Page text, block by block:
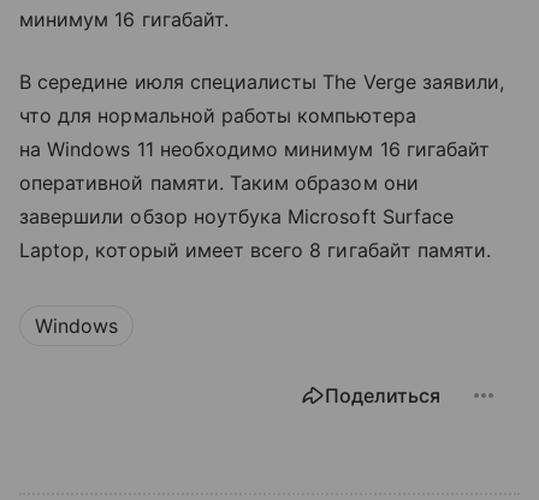
минимум 16 гигабайт.
В середине июля специалисты The Verge заявили,
что для нормальной работы компьютера
на Windows 11 необходимо минимум 16 гигабайт
оперативной памяти. Таким образом они
завершили обзор ноутбука Microsoft Surface
Laptop, который имеет всего 8 гигабайт памяти.
Windows
Поделиться